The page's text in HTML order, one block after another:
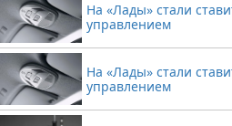
На «Лады» стали
управлением
На «Лады» стали
управлением